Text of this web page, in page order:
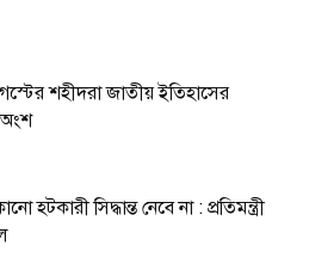
শহীদরা জাতীয় ইতিহাসের
অংশ
হটকারী সিদ্ধান্ত নেবে না : প্রতিমন্ত্রী